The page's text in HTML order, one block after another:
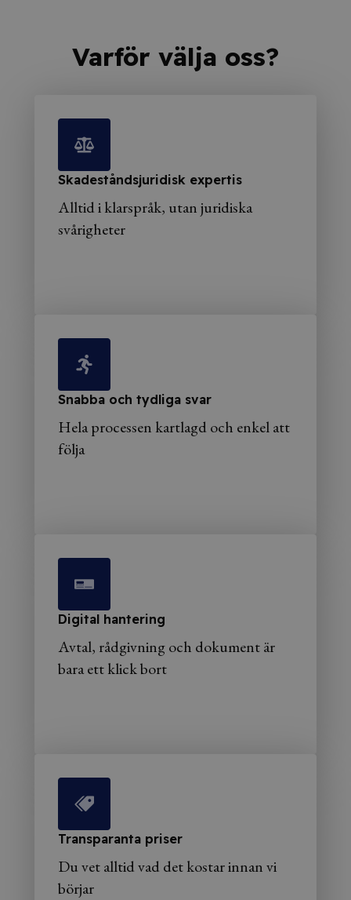
Varför välja oss?
Skadeståndsjuridisk expertis
Alltid i klarspråk, utan juridiska
svårigheter
Snabba och tydliga svar
Hela processen kartlagd och enkel att
följa
Digital hantering
Avtal, rådgivning och dokument är
bara ett klick bort
Transparanta priser
Du vet alltid vad det kostar innan vi
börjar